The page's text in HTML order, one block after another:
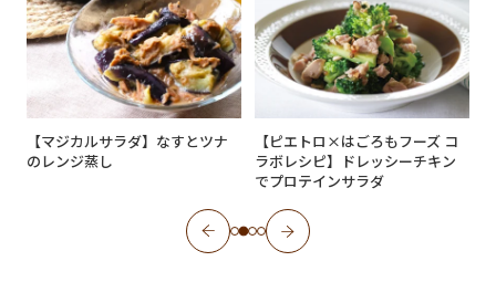
【マジカルサラダ】なすとツナ
のレンジ蒸し
【ピエトロ×はごろもフーズ コ
ラボレシピ】ドレッシーチキン
でプロテインサラダ